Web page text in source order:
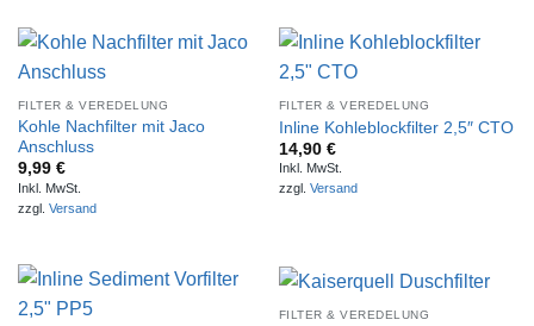
FILTER & VEREDELUNG
Kohle Nachfilter mit Jaco
Anschluss
9,99 €
Inkl. MwSt.
zzgl. Versand
FILTER & VEREDELUNG
Inline Kohleblockfilter 2,5″ CTO
14,90 €
Inkl. MwSt.
zzgl. Versand
FILTER & VEREDELUNG